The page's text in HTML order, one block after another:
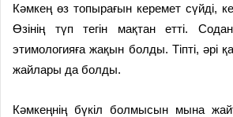
Кәмкең өз топырағын кере­мет сүйді,
Өзінің түп тегін мақтан етті.
этимология­ға жақын болды. Тіпті, әрі
жайлары да болды.
Кәмкеңнің бүкіл болмысын мына